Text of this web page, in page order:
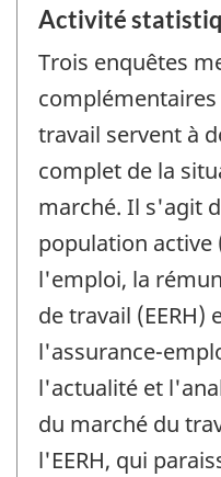
Activité
Trois enquêtes
travail servent à
complet de la
marché. Il s'agit
population active
l'emploi, la
de travail (EERH)
l'assurance-
l'actualité et
du marché du
l'EERH, qui